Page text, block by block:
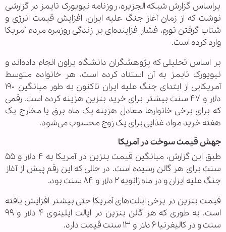
براساس گزارش شبکه الجزیره، روزنامه نیویورک تایمز در گزارشی
نوشت که از زمان آغاز جنگ علیه ایران، افزایش قیمت انرژی و
شتاب گرفتن تورم، فشار فزاینده‌ای بر زندگی روزمره مردم آمریکا
وارد کرده است.
بر اساس تحلیلی که پژوهشگران دانشگاه براون انجام داده‌اند و
نیویورک تایمز به آن استناد کرده است، هر خانواده متوسط
آمریکایی از ابتدای جنگ علیه ایران تاکنون به طور میانگین ۱۹۰
دلار و ۴۷ سنت بیشتر برای خرید بنزین هزینه کرده است. رقمی
که برای برخی خانوارها معادل هزینه یک ماه برق یا مخارج یک
هفته خرید مواد غذایی برای یک زوج محسوب می‌شود.
جهش قیمت سوخت در آمریکا
طبق این گزارش، میانگین قیمت بنزین در آمریکا به ۴ دلار و ۵۵
سنت برای هر گالن رسیده است. در حالی که این رقم پیش از آغاز
جنگ علیه ایران و در ماه ژانویه ۲ دلار و ۸۴ سنت بود.
قیمت بنزین در برخی ایالت‌های آمریکا حتی بیشتر افزایش یافته
است. به طوری که هر گالن بنزین در ایالت ایلینوی ۴ دلار و ۹۹
سنت و در کالیفرنیا ۶ دلار و ۱۳ سنت قیمت دارد.